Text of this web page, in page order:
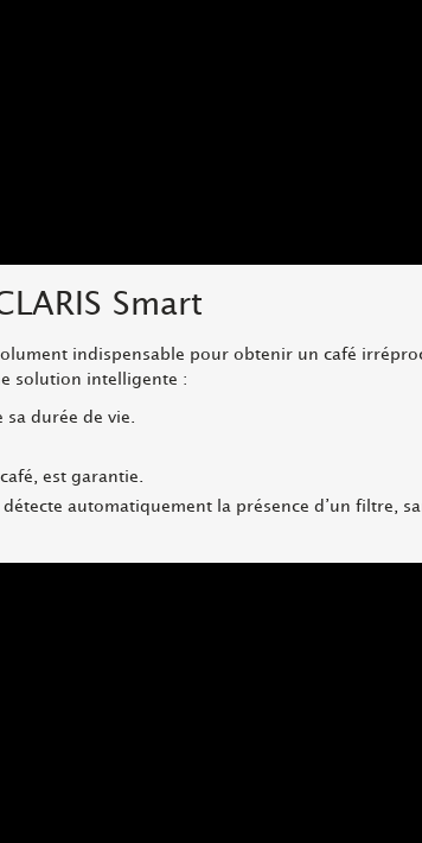
Smart
indispensable pour obtenir un café
solution intelligente :
durée de vie.
est garantie.
automatiquement la présence d’un filtre,